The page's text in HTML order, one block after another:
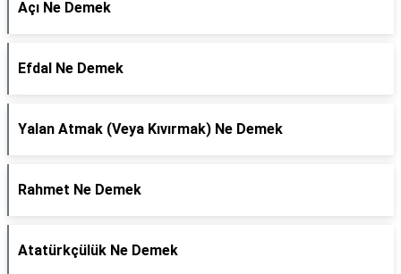
Açı Ne Demek
Efdal Ne Demek
Yalan Atmak (Veya Kıvırmak) Ne Demek
Rahmet Ne Demek
Atatürkçülük Ne Demek